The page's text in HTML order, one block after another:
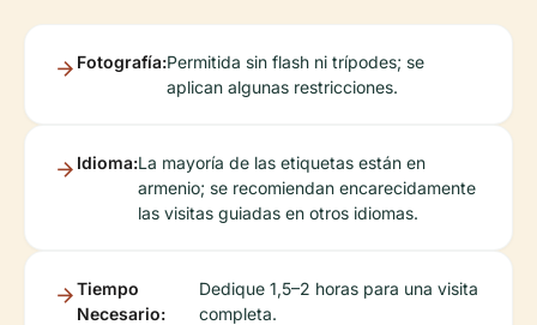
Fotografía:Permitida sin flash ni trípodes; se
aplican algunas restricciones.
Idioma:La mayoría de las etiquetas están en
armenio; se recomiendan encarecidamente
las visitas guiadas en otros idiomas.
Tiempo
Necesario:
Dedique 1,5–2 horas para una visita
completa.